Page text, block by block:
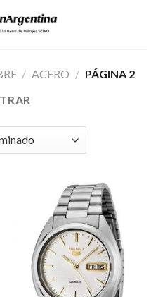
/ ACERO / PÁGINA 2